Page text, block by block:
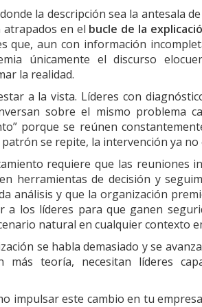
la descripción sea la antesala
en el bucle de la
que, aun con información
únicamente el discurso
la realidad.
a la vista. Líderes con
sobre el mismo problema
porque se reúnen
se repite, la intervención ya no
requiere que las reuniones
herramientas de decisión y
análisis y que la organización
a los líderes para que ganen
natural en cualquier contexto
se habla demasiado y se
más teoría, necesitan líderes
impulsar este cambio en tu